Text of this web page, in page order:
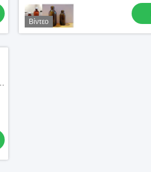
Βίντεο